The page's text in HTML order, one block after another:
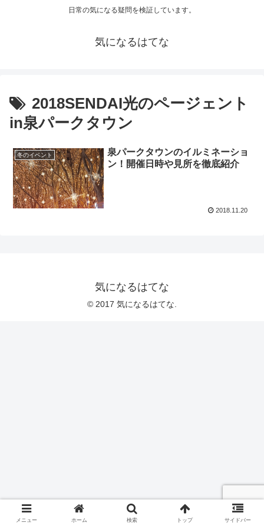
日常の気になる疑問を検証しています。
気になるはてな
2018SENDAI光のページェント
in泉パークタウン
冬のイベント
泉パークタウンのイルミネーショ
ン！開催日時や見所を徹底紹介
2018.11.20
気になるはてな
© 2017 気になるはてな.
メニュー ホーム 検索 トップ サイドバー